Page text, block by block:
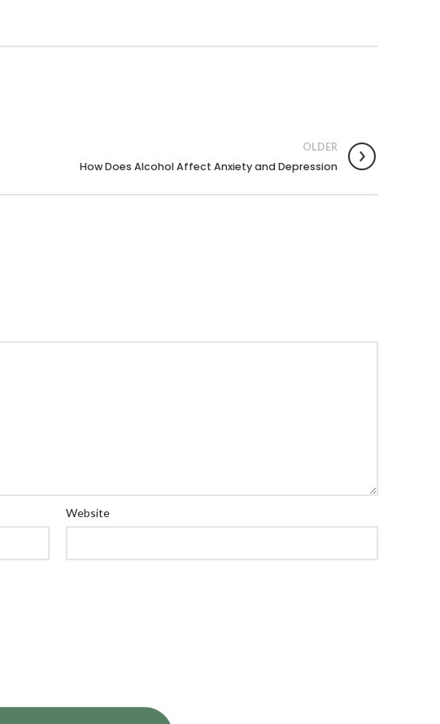
OLDER
How Does Alcohol Affect Anxiety and Depression
Website